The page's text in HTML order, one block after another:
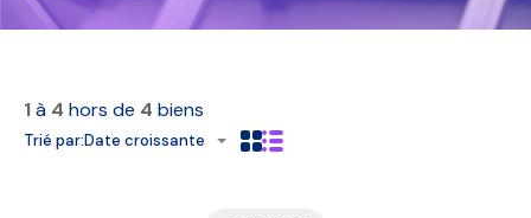
1à 4 hors de 4 biens
Trié par:Date croissante